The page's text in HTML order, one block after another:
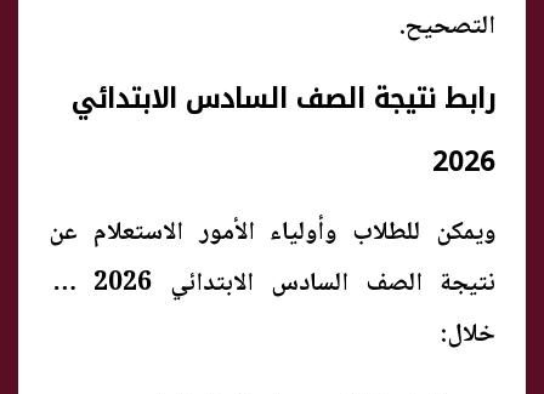
التصحيح.
رابط نتيجة الصف السادس الابتدائي
2026
ويمكن للطلاب وأولياء الأمور الاستعلام عن
نتيجة الصف السادس الابتدائي 2026 من
خلال: